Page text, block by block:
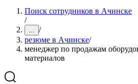
Поиск сотрудников в Ачинске
/
... /
резюме в Ачинске/
менеджер по продажам
материалов